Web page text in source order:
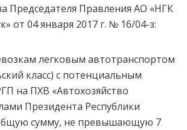
Председателя Правления АО «НГК
от 04 января 2017 г. № 16/04-з:
легковым автотранспортом
класс) с потенциальным
на ПХВ «Автохозяйство
Президента Республики
сумму, не превышающую 7